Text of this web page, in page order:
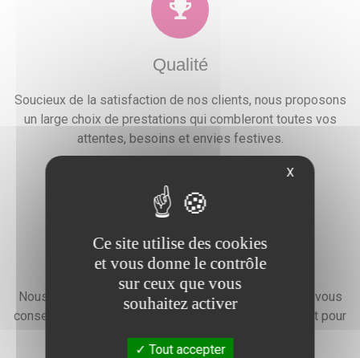
Qualité
Soucieux de la satisfaction de nos clients, nous proposons
un large choix de prestations qui combleront toutes vos
attentes, besoins et envies festives.
Devis gratuit
Nous faisons preuve d'une grande disponibilité pour vous
conseiller, vous renseigner et élaborer un devis gratuit pour
l'organisation de votre événement.
X
Ce site utilise des cookies
et vous donne le contrôle
sur ceux que vous
souhaitez activer
Tout accepter